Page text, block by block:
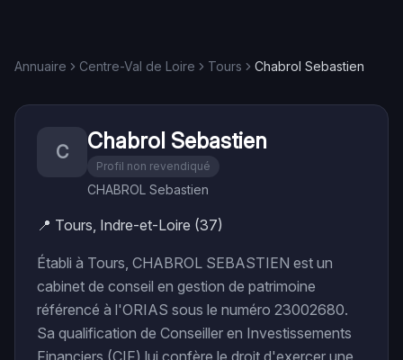
Annuaire Centre-Val de Loire Tours Chabrol Sebastien
C Chabrol Sebastien
Profil non revendiqué
CHABROL Sebastien
📍 Tours, Indre-et-Loire (37)
Établi à Tours, CHABROL SEBASTIEN est un
cabinet de conseil en gestion de patrimoine
référencé à l'ORIAS sous le numéro 23002680.
Sa qualification de Conseiller en Investissements
Financiers (CIF) lui confère le droit d'exercer une